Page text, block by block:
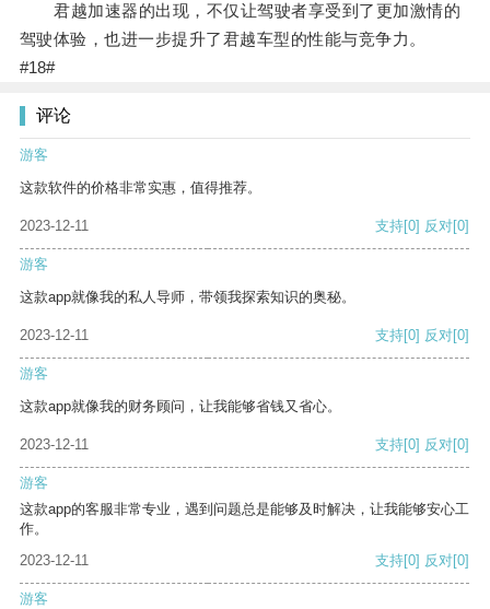
君越加速器的出现，不仅让驾驶者享受到了更加激情的
驾驶体验，也进一步提升了君越车型的性能与竞争力。
#18#
评论
游客
这款软件的价格非常实惠，值得推荐。
2023-12-11 支持[0] 反对[0]
游客
这款app就像我的私人导师，带领我探索知识的奥秘。
2023-12-11 支持[0] 反对[0]
游客
这款app就像我的财务顾问，让我能够省钱又省心。
2023-12-11 支持[0] 反对[0]
游客
这款app的客服非常专业，遇到问题总是能够及时解决，让我能够安心工
作。
2023-12-11
支持[0] 反对[0]
游客